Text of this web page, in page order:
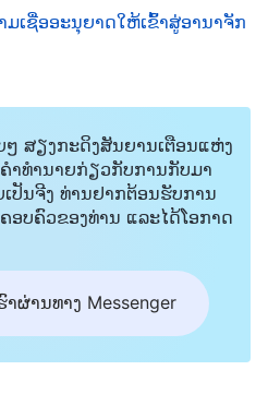
ເປັນເຈົ້າ. ແມ່ນຫຍັງຄືວິທີການ
ານີ້? ພວກເຮົາບໍ່ສາມາດ
ບໍ່, ເປັນພຣະເຈົ້າອົງດຽວກັນທີ່
ຫ່ງພຣະບັນຍັດ, ເປັນພຣະເຈົ້າ
ະ ເປັນອົງພຣະເຢຊູເຈົ້າທີ່ເຮັດ
ນ. ພວກເຮົາສາມາດເຫັນໃນທີ່
ນປ່ຽນແປງ, ພຣະອົງບໍ່ຖືກເອີ້ນ
ຕ່ຖືກເອີ້ນວ່າພຣະເຢຊູແທນ. ແຕ່
ຣະເຢຊູເຈົ້າຄືພຣະເຈົ້າທີ່
າ? ເຈົ້າສາມາດເວົ້າໄດ້ບໍວ່າ
ເຊື່ອອະນຸຍາດໃຫ້ເຂົ້າສູ່ອານາຈັກ
ໆ ສຽງກະດິງສັນຍານເຕືອນແຫ່ງ
າທໍານາຍກ່ຽວກັບການກັບມາ
ປັນຈີງ ທ່ານຢາກຕ້ອນຮັບການ
ອບຄົວຂອງທ່ານ ແລະໄດ້ໂອກາດ
ຜ່ານທາງ Messenger